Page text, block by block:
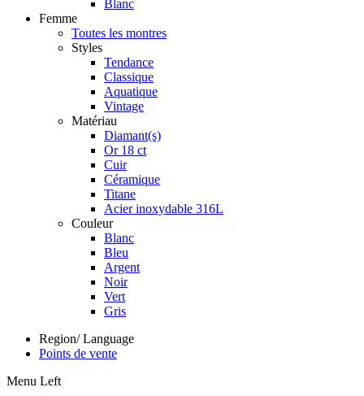
Blanc
Femme
Toutes les montres
Styles
Tendance
Classique
Aquatique
Vintage
Matériau
Diamant(s)
Or 18 ct
Cuir
Céramique
Titane
Acier inoxydable 316L
Couleur
Blanc
Bleu
Argent
Noir
Vert
Gris
Region/ Language
Points de vente
Menu Left